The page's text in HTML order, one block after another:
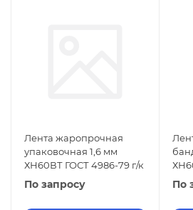
Лента жаропрочная
упаковочная 1,6 мм
ХН60ВТ ГОСТ 4986-79 г/к
По запросу По